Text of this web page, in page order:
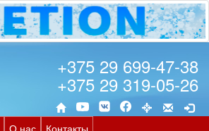
+375 29 699-47-38
+375 29 319-05-26
О нас Контакты